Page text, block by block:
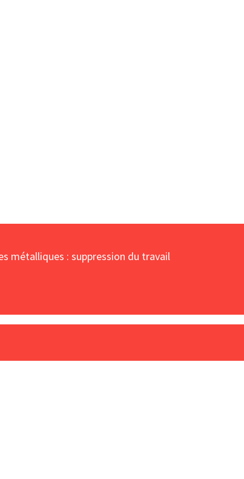
métalliques : suppression du travail